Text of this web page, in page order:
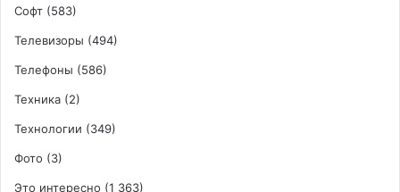
Софт (583)
Телевизоры (494)
Телефоны (586)
Техника (2)
Технологии (349)
Фото (3)
Это интересно (1 363)